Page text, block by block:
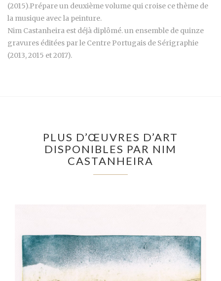
(2015).Prépare un deuxième volume qui croise ce thème de
la musique avec la peinture.
Nim Castanheira est déjà diplômé. un ensemble de quinze
gravures éditées par le Centre Portugais de Sérigraphie
(2013, 2015 et 2017).
PLUS D’ŒUVRES D’ART
DISPONIBLES PAR NIM
CASTANHEIRA